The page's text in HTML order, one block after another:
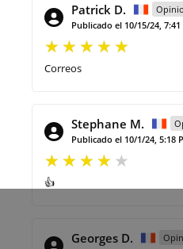
Patrick D.
Publicado el 10/15/24, 7:41
Correos
Stephane M.
Publicado el 10/1/24, 5:18
👍
Georges D.